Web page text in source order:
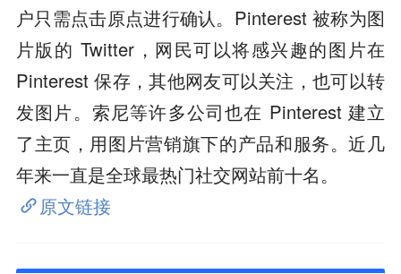
户只需点击原点进行确认。Pinterest 被称为图
片版的 Twitter，网民可以将感兴趣的图片在
Pinterest 保存，其他网友可以关注，也可以转
发图片。索尼等许多公司也在 Pinterest 建立
了主页，用图片营销旗下的产品和服务。近几
年来一直是全球最热门社交网站前十名。
原文链接